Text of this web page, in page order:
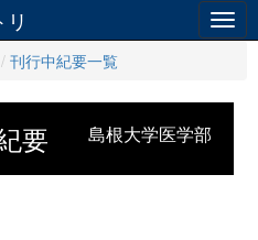
刊行中紀要一覧
島根大学医学部
要